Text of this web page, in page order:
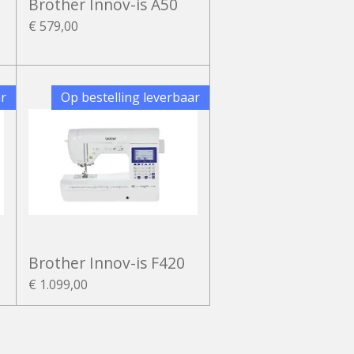
Brother Innov-is A50
€ 579,00
Op bestelling leverbaar
Brother Innov-is F420
€ 1.099,00